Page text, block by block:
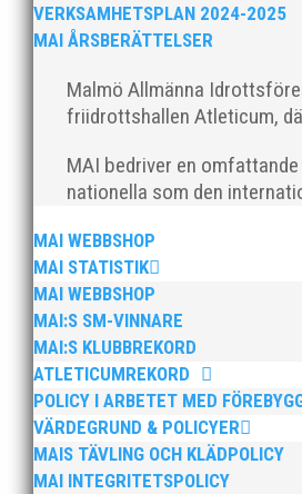
VERKSAMHETSPLAN 2024-2025
MAI ÅRSBERÄTTELSER
Malmö Allmänna
friidrottshallen Atleticum,
MAI bedriver en
nationella som den
MAI WEBBSHOP
MAI STATISTIK
MAI WEBBSHOP
MAI:S SM-VINNARE
MAI:S KLUBBREKORD
ATLETICUMREKORD
POLICY I ARBETET MED
VÄRDEGRUND & POLICYER
MAIS TÄVLING OCH KLÄDPOLICY
MAI INTEGRITETSPOLICY
MAI Klubbkväll 8 okt –
Sprinterdrottningen Julia
firade stora triumfer.